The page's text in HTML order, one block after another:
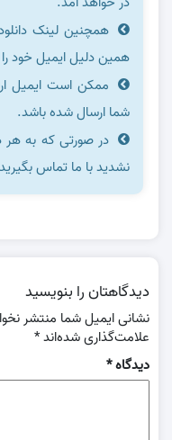
همچنین لینک
همین دلیل ایمیل خود را
شما ارسال شده باشد.
در صورتی که به هر
نشدید با ما تماس
دیدگاهتان را بنویسید
نشانی ایمیل شما منتشر
علامت‌گذاری شده‌اند*
دیدگاه*